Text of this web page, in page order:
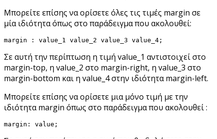
Μπορείτε επίσης να ορίσετε όλες τις τιμές margin σε
μία ιδιότητα όπως στο παράδειγμα που ακολουθεί:
margin : value_1 value_2 value_3 value_4;
Σε αυτή την περίπτωση η τιμή value_1 αντιστοιχεί στο
margin-top, η value_2 στο margin-right, η value_3 στο
margin-bottom και η value_4 στην ιδιότητα margin-left.
Μπορείτε επίσης να ορίσετε μια μόνο τιμή με την
ιδιότητα margin όπως στο παράδειγμα που ακολουθεί :
margin: value;